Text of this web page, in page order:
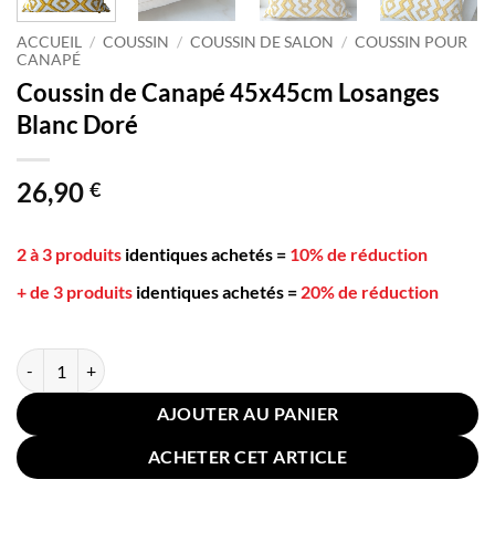
ACCUEIL / COUSSIN / COUSSIN DE SALON / COUSSIN POUR
CANAPÉ
Coussin de Canapé 45x45cm Losanges
Blanc Doré
26,90 €
2 à 3 produits identiques achetés = 10% de réduction
+ de 3 produits identiques achetés = 20% de réduction
quantité de Coussin de Canapé 45x45cm Losanges Blanc Doré
AJOUTER AU PANIER
ACHETER CET ARTICLE